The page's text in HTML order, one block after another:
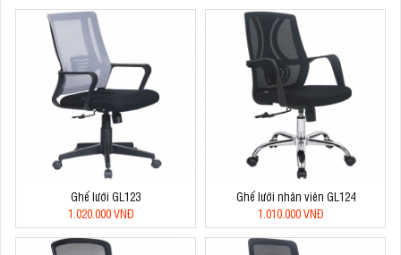
Ghế lưới GL123
1.020.000 VNĐ
Ghế lưới nhân viên GL124
1.010.000 VNĐ